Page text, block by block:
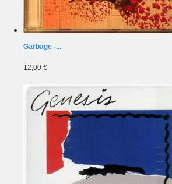
Garbage -...
12,00 €